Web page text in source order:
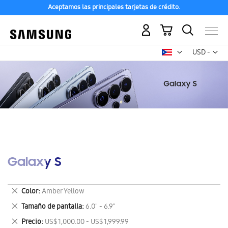
Aceptamos las principales tarjetas de crédito.
USD -
dólar
Mi carrito
Galaxy S
Color Amber Yellow
Eliminar
este
artículo
Tamaño de pantalla 6.0" - 6.9"
Eliminar
este
Precio US$ 1,000.00 - US$ 1,999.99
Eliminar